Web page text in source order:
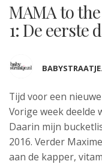
MAMA to
1: De eerste
Tijd voor een nieuwe
Vorige week deelde
Daarin mijn
2016. Verder
aan de kapper,